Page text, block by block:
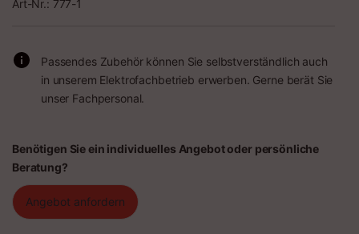
Art-Nr.: 777-1
Passendes Zubehör können Sie selbstverständlich auch
in unserem Elektrofachbetrieb erwerben. Gerne berät Sie
unser Fachpersonal.
Benötigen Sie ein individuelles Angebot oder persönliche
Beratung?
Angebot anfordern